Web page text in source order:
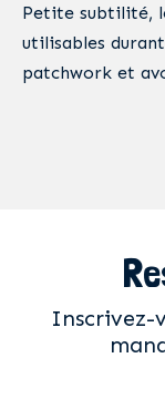
Petite subtilité,
utilisables
patchwork et
Inscrivez-